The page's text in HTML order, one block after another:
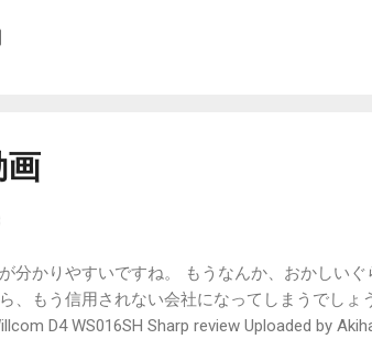
大きいのがたまらなく快適ですね。解像度の
の効率の悪さが目につきました。これははっ
らかに力不足。代替としてanthyを入れてますが
ということで、望むべくもないですが。これほ
ったら調べてみよう。 バッテリーは、購入して
ますが、無線LANさえ使わなければ、一泊二日
物にはなりますね。今回は念のためACアダプタ
画
分かりやすいですね。 もうなんか、おかしいぐ
、もう信用されない会社になってしまうでしょ
D4 WS016SH Sharp review Uploaded by